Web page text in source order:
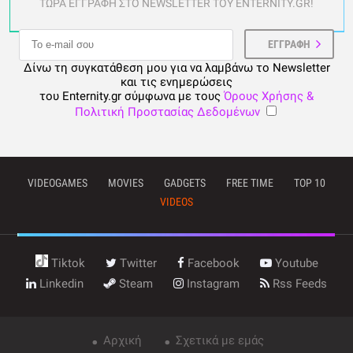
ΤΩΡΑ ΕΓΓΡΑΦΗ ΣΤΟ NEWSLETTER ΤΟΥ ENTERNITY.GR!
Δίνω τη συγκατάθεση μου για να λαμβάνω το Newsletter
και τις ενημερώσεις
του Enternity.gr σύμφωνα με τους Όρους Χρήσης &
Πολιτική Προστασίας Δεδομένων
VIDEOGAMES MOVIES GADGETS FREE TIME
TOP 10
VIDEOS
Tiktok Twitter Facebook
Youtube
Linkedin
Steam Instagram Rss Feeds
Αρχική Σχετικά με εμάς